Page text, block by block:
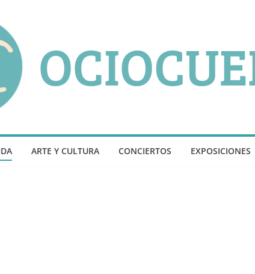
ARTE Y CULTURA CONCIERTOS EXPOSICIONES